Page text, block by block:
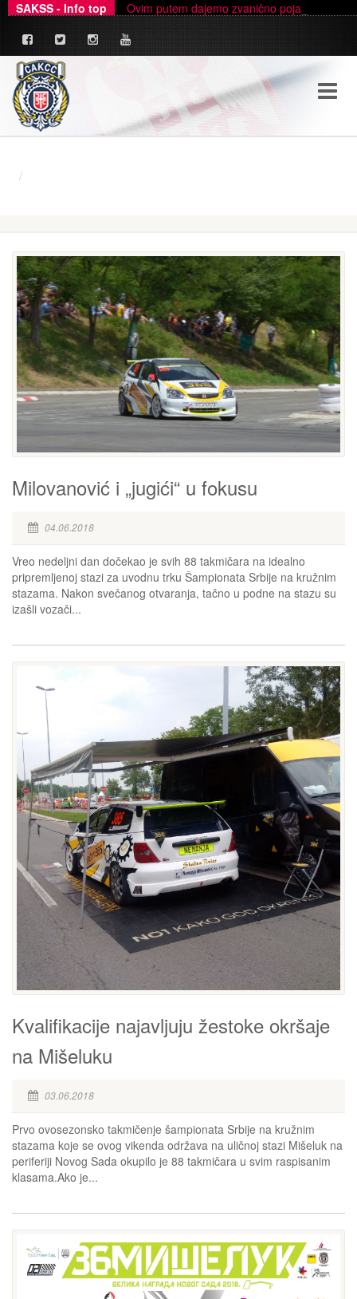
SAKSS - Info top Ovim putem dajemo zvanično pojašnjenje u
Milovanović i „jugići“ u fokusu
04.06.2018
Vreo nedeljni dan dočekao je svih 88 takmičara na idealno
pripremljenoj stazi za uvodnu trku Šampionata Srbije na kružnim
stazama. Nakon svečanog otvaranja, tačno u podne na stazu su
izašli vozači...
Kvalifikacije najavljuju žestoke okršaje
na Mišeluku
03.06.2018
Prvo ovosezonsko takmičenje šampionata Srbije na kružnim
stazama koje se ovog vikenda održava na uličnoj stazi Mišeluk na
periferiji Novog Sada okupilo je 88 takmičara u svim raspisanim
klasama.Ako je...